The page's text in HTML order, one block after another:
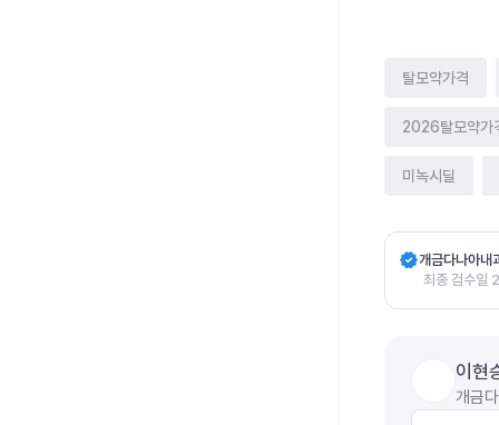
탈모약가격
2026탈모약가
미녹시딜
verified개금다나아내
최종 검수일
이현
개금